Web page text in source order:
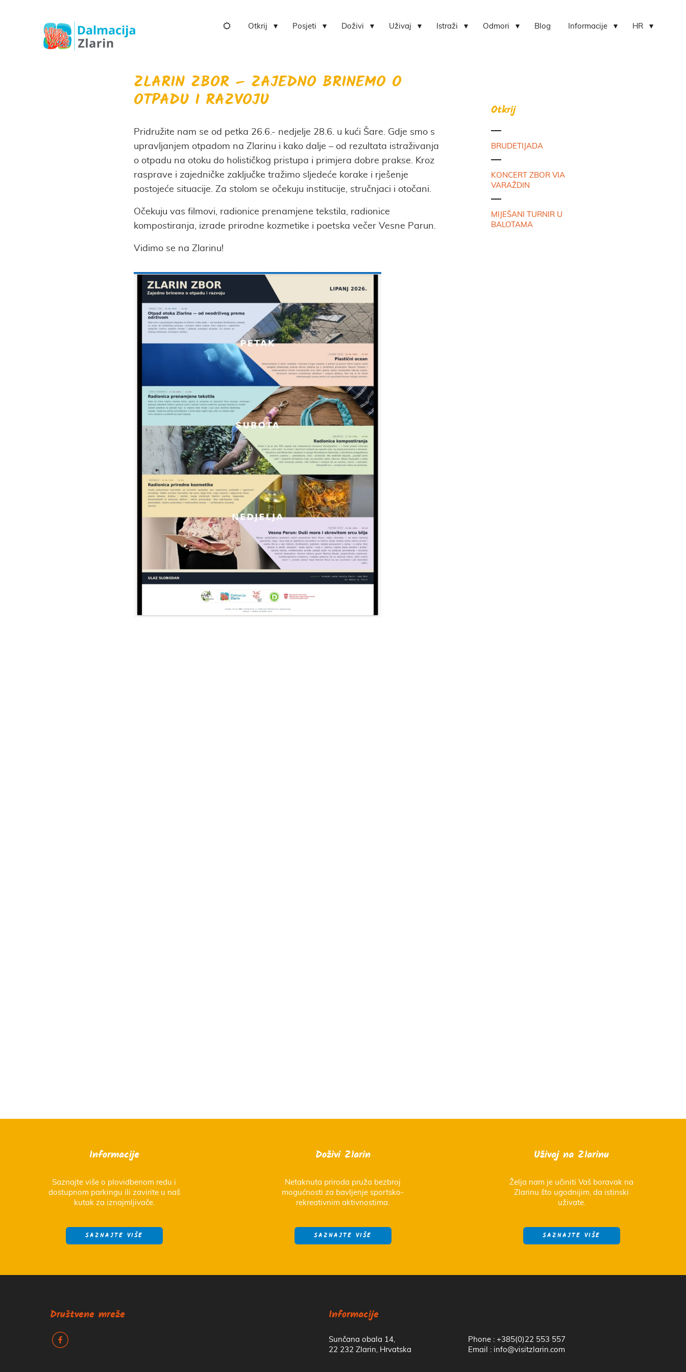
Otkrij Posjeti Doživi Uživaj Istraži Odmori Blog Informacije HR
ZLARIN ZBOR – ZAJEDNO BRINEMO O
OTPADU I RAZVOJU
Pridružite nam se od petka 26.6.- nedjelje 28.6. u kući Šare. Gdje smo s
upravljanjem otpadom na Zlarinu i kako dalje – od rezultata istraživanja
o otpadu na otoku do holističkog pristupa i primjera dobre prakse. Kroz
rasprave i zajedničke zaključke tražimo sljedeće korake i rješenje
postojeće situacije. Za stolom se očekuju institucije, stručnjaci i otočani.
Očekuju vas filmovi, radionice prenamjene tekstila, radionice
kompostiranja, izrade prirodne kozmetike i poetska večer Vesne Parun.
Vidimo se na Zlarinu!
Otkrij
BRUDETIJADA
KONCERT ZBOR VIA
VARAŽDIN
MIJEŠANI TURNIR U
BALOTAMA
Informacije
Saznajte više o plovidbenom redu i
dostupnom parkingu ili zavirite u naš
kutak za iznajmljivače.
SAZNAJTE VIŠE
Doživi Zlarin
Netaknuta priroda pruža bezbroj
mogućnosti za bavljenje sportsko-
rekreativnim aktivnostima.
SAZNAJTE VIŠE
Uživaj na Zlarinu
Želja nam je učiniti Vaš boravak na
Zlarinu što ugodnijim, da istinski
uživate.
SAZNAJTE VIŠE
Društvene mreže
k
Informacije
Sunčana obala 14,
22 232 Zlarin, Hrvatska
Phone : +385(0)22 553 557
Email : info@visitzlarin.com